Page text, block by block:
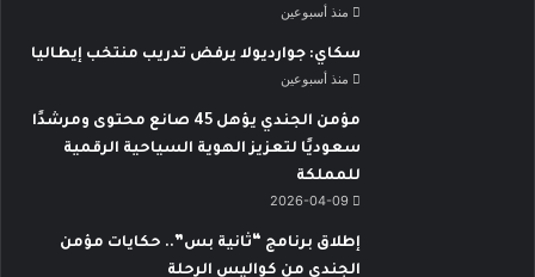
منذ أسبوعين
سكاي: جوارديولا يرفض تدريب منتخب إيطاليا
منذ أسبوعين
مؤمن الجندي يؤهل 45 صانع محتوى ومرشدًا
سعوديًا لتعزيز الهوية السياحية الرقمية
للمملكة
2026-04-09
إطلاق برنامج “ثانية بس”.. حكايات مؤمن
الجندي من كواليس الرحلة